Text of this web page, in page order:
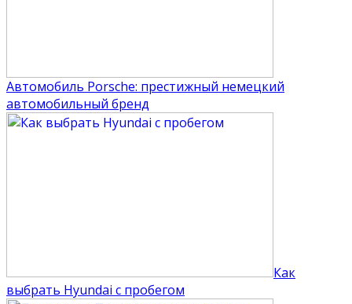
Автомобиль Porsche: престижный немецкий
автомобильный бренд
Как
выбрать Hyundai с пробегом